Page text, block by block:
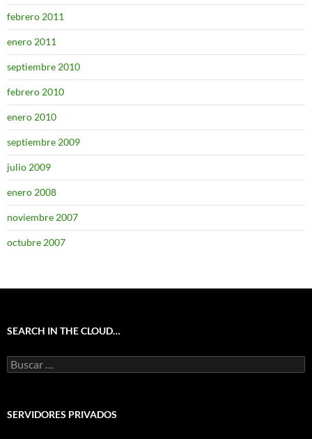
febrero 2011
enero 2011
septiembre 2010
febrero 2010
enero 2010
septiembre 2009
julio 2009
enero 2008
noviembre 2007
octubre 2007
SEARCH IN THE CLOUD…
Buscar:
SERVIDORES PRIVADOS